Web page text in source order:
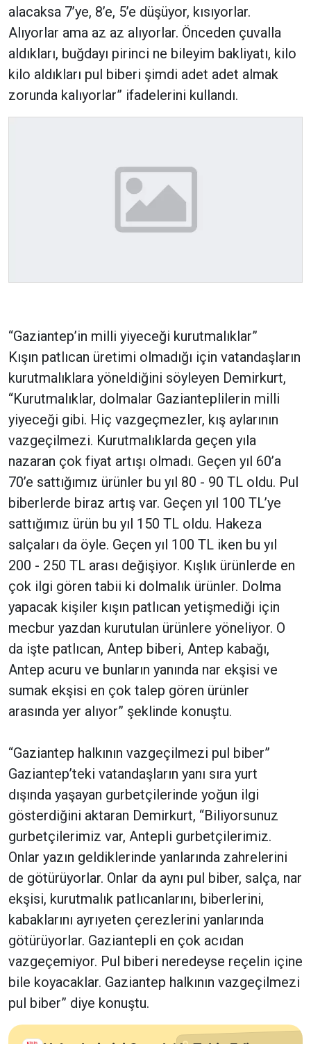
alacaksa 7’ye, 8’e, 5’e düşüyor, kısıyorlar.
Alıyorlar ama az az alıyorlar. Önceden çuvalla
aldıkları, buğdayı pirinci ne bileyim bakliyatı, kilo
kilo aldıkları pul biberi şimdi adet adet almak
zorunda kalıyorlar” ifadelerini kullandı.
“Gaziantep’in milli yiyeceği kurutmalıklar”
Kışın patlıcan üretimi olmadığı için vatandaşların
kurutmalıklara yöneldiğini söyleyen Demirkurt,
“Kurutmalıklar, dolmalar Gazianteplilerin milli
yiyeceği gibi. Hiç vazgeçmezler, kış aylarının
vazgeçilmezi. Kurutmalıklarda geçen yıla
nazaran çok fiyat artışı olmadı. Geçen yıl 60’a
70’e sattığımız ürünler bu yıl 80 - 90 TL oldu. Pul
biberlerde biraz artış var. Geçen yıl 100 TL’ye
sattığımız ürün bu yıl 150 TL oldu. Hakeza
salçaları da öyle. Geçen yıl 100 TL iken bu yıl
200 - 250 TL arası değişiyor. Kışlık ürünlerde en
çok ilgi gören tabii ki dolmalık ürünler. Dolma
yapacak kişiler kışın patlıcan yetişmediği için
mecbur yazdan kurutulan ürünlere yöneliyor. O
da işte patlıcan, Antep biberi, Antep kabağı,
Antep acuru ve bunların yanında nar ekşisi ve
sumak ekşisi en çok talep gören ürünler
arasında yer alıyor” şeklinde konuştu.
“Gaziantep halkının vazgeçilmezi pul biber”
Gaziantep’teki vatandaşların yanı sıra yurt
dışında yaşayan gurbetçilerinde yoğun ilgi
gösterdiğini aktaran Demirkurt, “Biliyorsunuz
gurbetçilerimiz var, Antepli gurbetçilerimiz.
Onlar yazın geldiklerinde yanlarında zahrelerini
de götürüyorlar. Onlar da aynı pul biber, salça, nar
ekşisi, kurutmalık patlıcanlarını, biberlerini,
kabaklarını ayrıyeten çerezlerini yanlarında
götürüyorlar. Gaziantepli en çok acıdan
vazgeçemiyor. Pul biberi neredeyse reçelin içine
bile koyacaklar. Gaziantep halkının vazgeçilmezi
pul biber” diye konuştu.